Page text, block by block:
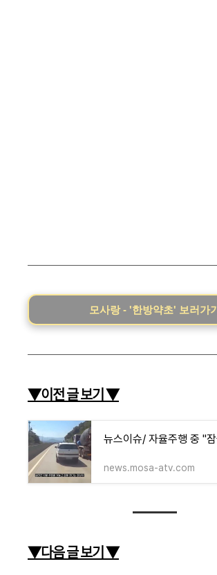
모사랑 - '한방약초' 보러가기
▼이전 글 보기 ▼
news.mosa-atv.com
▼다음 글 보기 ▼